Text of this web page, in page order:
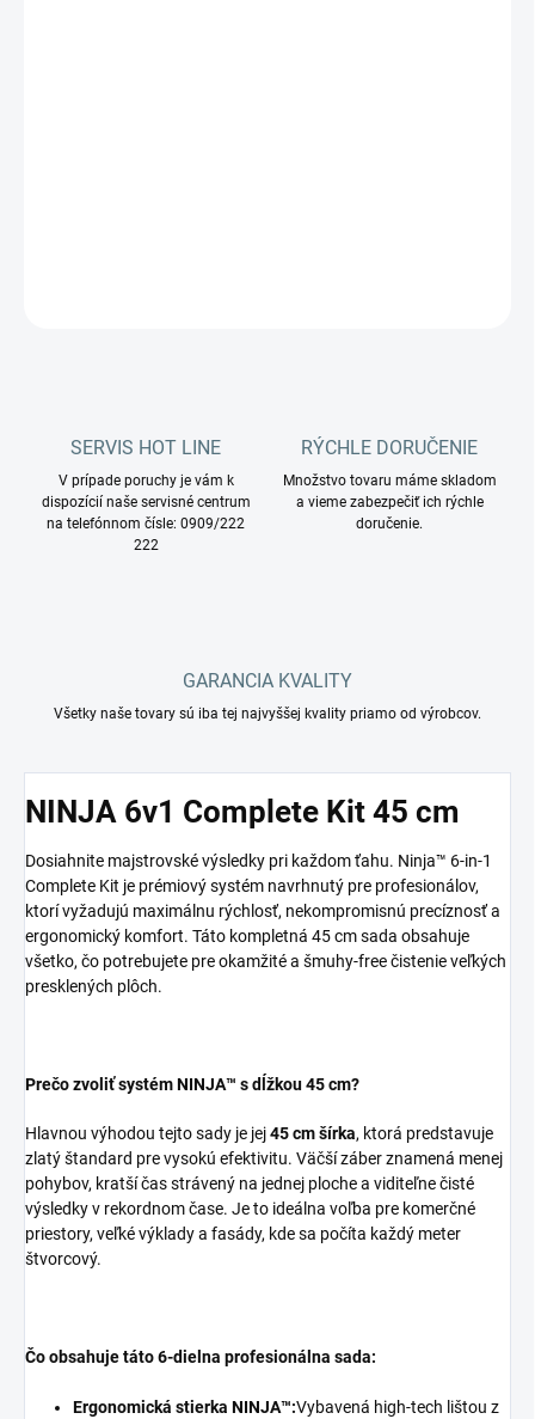
SERVIS HOT LINE
V prípade poruchy je vám k
dispozícií naše servisné centrum
na telefónnom čísle: 0909/222
222
RÝCHLE DORUČENIE
Množstvo tovaru máme skladom
a vieme zabezpečiť ich rýchle
doručenie.
GARANCIA KVALITY
Všetky naše tovary sú iba tej najvyššej kvality priamo od výrobcov.
NINJA 6v1 Complete Kit 45 cm
Dosiahnite majstrovské výsledky pri každom ťahu. Ninja™ 6-in-1
Complete Kit je prémiový systém navrhnutý pre profesionálov,
ktorí vyžadujú maximálnu rýchlosť, nekompromisnú precíznosť a
ergonomický komfort. Táto kompletná 45 cm sada obsahuje
všetko, čo potrebujete pre okamžité a šmuhy-free čistenie veľkých
presklených plôch.
Prečo zvoliť systém NINJA™ s dĺžkou 45 cm?
Hlavnou výhodou tejto sady je jej45 cm šírka, ktorá predstavuje
zlatý štandard pre vysokú efektivitu. Väčší záber znamená menej
pohybov, kratší čas strávený na jednej ploche a viditeľne čisté
výsledky v rekordnom čase. Je to ideálna voľba pre komerčné
priestory, veľké výklady a fasády, kde sa počíta každý meter
štvorcový.
Čo obsahuje táto 6-dielna profesionálna sada:
Ergonomická stierka NINJA™:Vybavená high-tech lištou z